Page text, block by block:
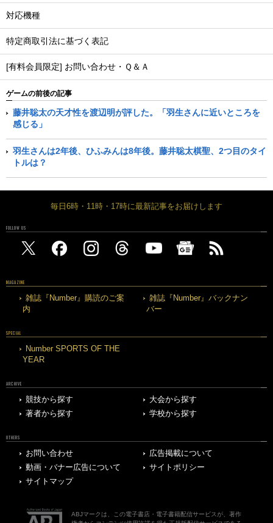
対応機種
特定商取引法に基づく表記
[有料会員限定] お問い合わせ・Ｑ＆Ａ
ゲームの前後の記事
藤井聡太の天才性を渡辺明が評した。「羽生さんに近いところを
感じる」
羽生さんは2年後、ひふみんは8年後。藤井聡太棋聖、2つ目のタイ
トルは？
毎日6時・11時・17時に最新記事をお届けします
FOLLOW US
MAGAZINE
雑誌『Number』購読のご案
内
雑誌『Number』バックナン
バー
SPECIAL
Number SPORTS OF THE
YEAR
ARCHIVE
競技から探す
大会から探す
著者から探す
学校から探す
OTHERS
お問い合わせ
広告掲載について
動画・バナー広告について
サイトポリシー
サイトマップ
ABJマークは、この電子書店・電子書籍配信サービスが、著作